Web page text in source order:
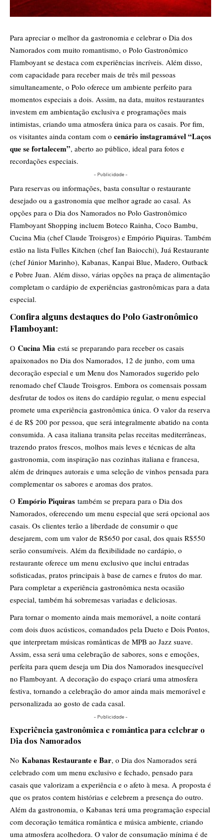
Para apreciar o melhor da gastronomia e celebrar o Dia dos
Namorados com muito romantismo, o Polo Gastronômico
Flamboyant se destaca com experiências incríveis. Além disso,
com capacidade para receber mais de três mil pessoas
simultaneamente, o Polo oferece um ambiente perfeito para
momentos especiais a dois. Assim, na data, muitos restaurantes
investem em ambientação exclusiva e programações mais
intimistas, criando uma atmosfera única para os casais. Por fim,
os visitantes ainda contam com o cenário instagramável “Laços
que se fortalecem”, aberto ao público, ideal para fotos e
recordações especiais.
- Publicidade -
Para reservas ou informações, basta consultar o restaurante
desejado ou a gastronomia que melhor agrade ao casal. As
opções para o Dia dos Namorados no Polo Gastronômico
Flamboyant Shopping incluem Boteco Rainha, Coco Bambu,
Cucina Mia (chef Claude Troisgros) e Empório Piquiras. Também
estão na lista Fulles Kitchen (chef Ian Baiocchi), Juá Restaurante
(chef Júnior Marinho), Kabanas, Kanpai Blue, Madero, Outback
e Pobre Juan. Além disso, várias opções na praça de alimentação
completam o cardápio de experiências gastronômicas para a data
especial.
Confira alguns destaques do Polo Gastronômico
Flamboyant:
O Cucina Mia está se preparando para receber os casais
apaixonados no Dia dos Namorados, 12 de junho, com uma
decoração especial e um Menu dos Namorados sugerido pelo
renomado chef Claude Troisgros. Embora os comensais possam
desfrutar de todos os itens do cardápio regular, o menu especial
promete uma experiência gastronômica única. O valor da reserva
é de R$ 200 por pessoa, que será integralmente abatido na conta
consumida. A casa italiana transita pelas receitas mediterrâneas,
trazendo pratos frescos, molhos mais leves e técnicas de alta
gastronomia, com inspiração nas cozinhas italiana e francesa,
além de drinques autorais e uma seleção de vinhos pensada para
complementar os sabores e aromas dos pratos.
O Empório Piquiras também se prepara para o Dia dos
Namorados, oferecendo um menu especial que será opcional aos
casais. Os clientes terão a liberdade de consumir o que
desejarem, com um valor de R$650 por casal, dos quais R$550
serão consumíveis. Além da flexibilidade no cardápio, o
restaurante oferece um menu exclusivo que inclui entradas
sofisticadas, pratos principais à base de carnes e frutos do mar.
Para completar a experiência gastronômica nesta ocasião
especial, também há sobremesas variadas e deliciosas.
Para tornar o momento ainda mais memorável, a noite contará
com dois duos acústicos, comandados pela Dueto e Dois Pontos,
que interpretam músicas românticas de MPB ao Jazz suave.
Assim, essa será uma celebração de sabores, sons e emoções,
perfeita para quem deseja um Dia dos Namorados inesquecível
no Flamboyant. A decoração do espaço criará uma atmosfera
festiva, tornando a celebração do amor ainda mais memorável e
personalizada ao gosto de cada casal.
- Publicidade -
Experiência gastronômica e romântica para celebrar o
Dia dos Namorados
No Kabanas Restaurante e Bar, o Dia dos Namorados será
celebrado com um menu exclusivo e fechado, pensado para
casais que valorizam a experiência e o afeto à mesa. A proposta é
que os pratos contem histórias e celebrem a presença do outro.
Além da gastronomia, o Kabanas terá uma programação especial
com decoração temática romântica e música ambiente, criando
uma atmosfera acolhedora. O valor de consumação mínima é de